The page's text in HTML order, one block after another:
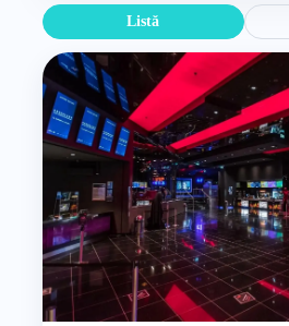
Listă